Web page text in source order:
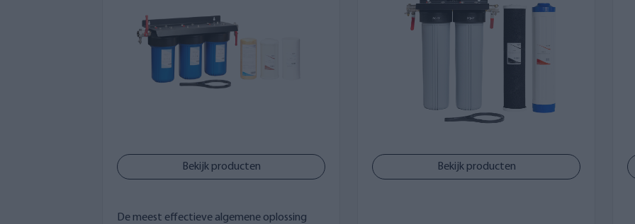
combinatie van 3 inline filters, omdat putwater over het algemeen altijd een aantal onzuiverheden
combinatie van drie inline filters bent u ervan verzekerd dat alle gewenste onzuiverheden uit het
pakketten kunnen altijd worden aangepast aan de behoeften van de klant. Naarmate de kwaliteit
naar behoefte ook verschillende soorten filters in de filterbehuizing worden geïnstalleerd.
druk voor 1-2 waterpunten. Maat XL is geschikt voor grotere toepassingen voor 1-4 waterpunten.
geschikte constructie tegen weersinvloeden worden beschermd.
Bekijk producten
De meest effectieve algemene oplossing
Bekijk producten